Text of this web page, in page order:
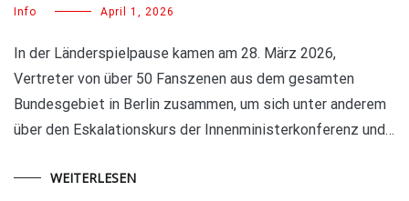
Info April 1, 2026
In der Länderspielpause kamen am 28. März 2026,
Vertreter von über 50 Fanszenen aus dem gesamten
Bundesgebiet in Berlin zusammen, um sich unter anderem
über den Eskalationskurs der Innenministerkonferenz und…
WEITERLESEN